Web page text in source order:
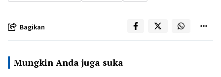
Bagikan
Mungkin Anda juga suka